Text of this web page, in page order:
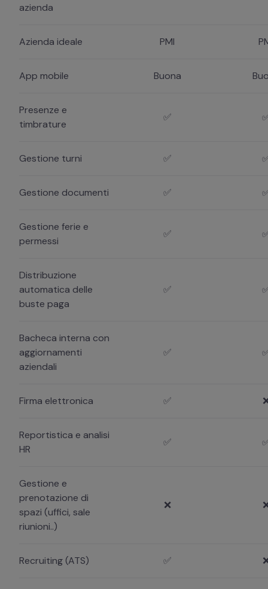
azienda
Azienda ideale PMI
App mobile Buona
Presenze e
timbrature
✅
Gestione turni ✅
Gestione documenti ✅
Gestione ferie e
permessi
✅
Distribuzione
automatica delle
buste paga
✅
Bacheca interna con
aggiornamenti
aziendali
✅
Firma elettronica ✅
Reportistica e analisi
HR
✅
Gestione e
prenotazione di
spazi (uffici, sale
riunioni..)
❌
Recruiting (ATS) ✅